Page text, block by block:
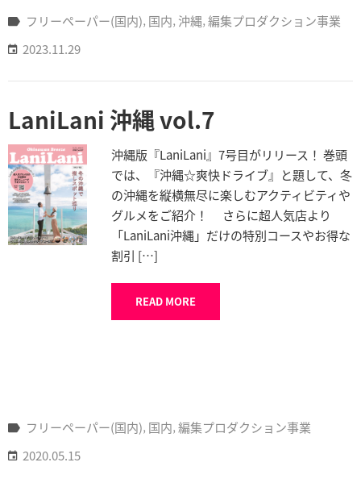
フリーペーパー(国内)‚ 国内‚ 沖縄‚編集プロダクション事業
2023.11.29
LaniLani 沖縄 vol.7
沖縄版『LaniLani』7号目がリリース！ 巻頭
では、『沖縄☆爽快ドライブ』と題して、冬
の沖縄を縦横無尽に楽しむアクティビティや
グルメをご紹介！ さらに超人気店より
「LaniLani沖縄」だけの特別コースやお得な
割引 […]
READ MORE
フリーペーパー(国内)‚ 国内‚編集プロダクション事業
2020.05.15